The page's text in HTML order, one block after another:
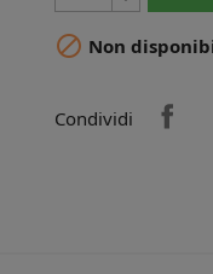
 Non
Condividi